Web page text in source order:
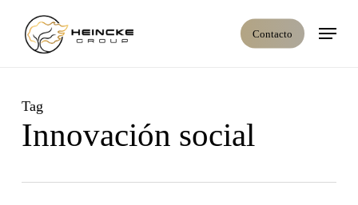
Contacto
Menú
Tag
Innovación social